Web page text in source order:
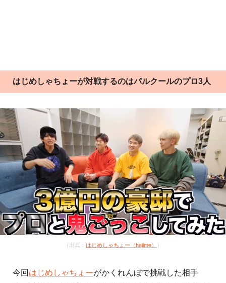
はじめしゃちょーが対戦するのはパルクールのプロ3人
（出典： はじめしゃちょー（hajime） ）
今回 はじめしゃちょーがかくれんぼで挑戦した相手